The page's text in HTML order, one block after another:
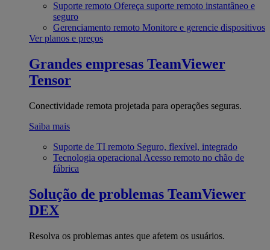
Suporte remoto Ofereça suporte remoto instantâneo e
seguro
Gerenciamento remoto Monitore e gerencie dispositivos
Ver planos e preços
Grandes empresas TeamViewer
Tensor
Conectividade remota projetada para operações seguras.
Saiba mais
Suporte de TI remoto Seguro, flexível, integrado
Tecnologia operacional Acesso remoto no chão de
fábrica
Solução de problemas TeamViewer
DEX
Resolva os problemas antes que afetem os usuários.